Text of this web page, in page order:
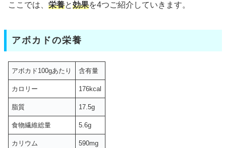
ここでは、 栄養と効果を4つご紹介していきます。
アボカドの栄養
アボカド100gあたり 含有量
カロリー 176kcal
脂質 17.5g
食物繊維総量 5.6g
カリウム 590mg